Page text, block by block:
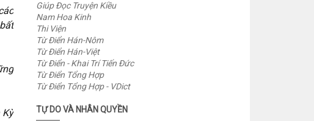
Kỳ
Giúp Đọc Truyện Kiều
Nam Hoa Kinh
Thi Viện
Từ Điển Hán-Nôm
Từ Điển Hán-Việt
Từ Điển - Khai Trí Tiến Đức
Từ Điển Tổng Hợp
Từ Điển Tổng Hợp - VDict
TỰ DO VÀ NHÂN QUYỀN